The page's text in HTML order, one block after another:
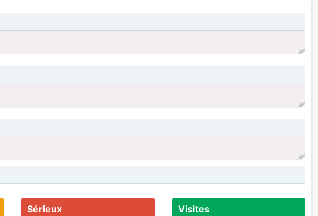
Sérieux Visites